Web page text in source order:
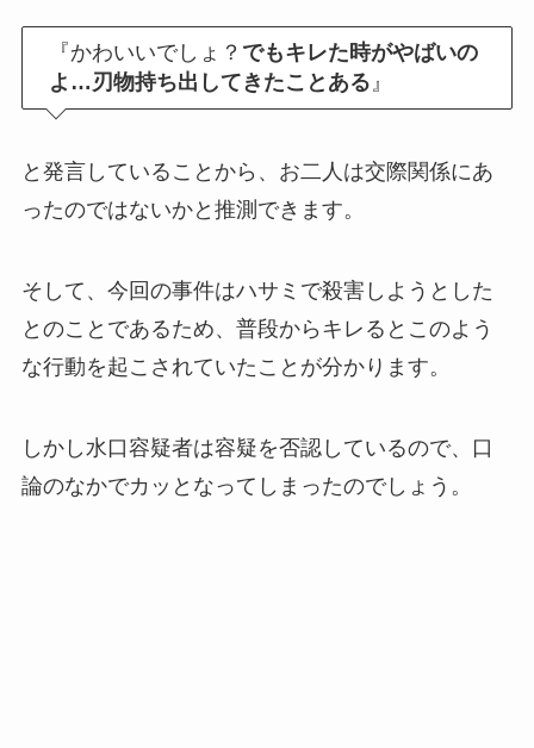
『かわいいでしょ？ でもキレた時がやばいの
よ…刃物持ち出してきたことある』
と発言していることから、お二人は交際関係にあ
ったのではないかと推測できます。
そして、今回の事件はハサミで殺害しようとした
とのことであるため、普段からキレるとこのよう
な行動を起こされていたことが分かります。
しかし水口容疑者は容疑を否認しているので、口
論のなかでカッとなってしまったのでしょう。